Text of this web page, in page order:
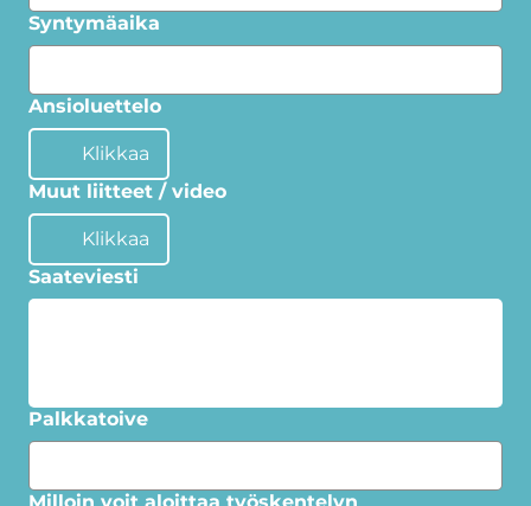
Syntymäaika
Ansioluettelo
Klikkaa
Muut liitteet / video
Klikkaa
Saateviesti
Palkkatoive